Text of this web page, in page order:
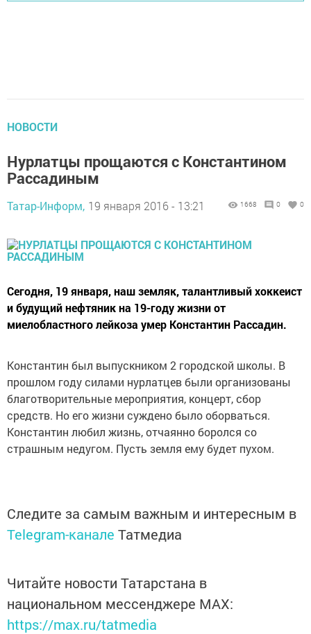
НОВОСТИ
Нурлатцы прощаются с Константином
Рассадиным
Татар-Информ, 19 января 2016 - 13:21 1668 0 0
Сегодня, 19 января, наш земляк, талантливый хоккеист
и будущий нефтяник на 19-году жизни от
миелобластного лейкоза умер Константин Рассадин.
Константин был выпускником 2 городской школы. В
прошлом году силами нурлатцев были организованы
благотворительные мероприятия, концерт, сбор
средств. Но его жизни суждено было оборваться.
Константин любил жизнь, отчаянно боролся со
страшным недугом. Пусть земля ему будет пухом.
Следите за самым важным и интересным в
Telegram-канале Татмедиа
Читайте новости Татарстана в
национальном мессенджере MАХ:
https://max.ru/tatmedia